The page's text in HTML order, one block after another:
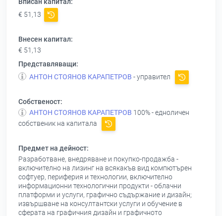
Вписан капитал:
€ 51,13
Внесен капитал:
€ 51,13
Представляващи:
АНТОН СТОЯНОВ КАРАПЕТРОВ - управител
Собственост:
АНТОН СТОЯНОВ КАРАПЕТРОВ 100% - едноличен
собственик на капитала
Предмет на дейност:
Разработване, внедряване и покупко-продажба -
включително на лизинг на всякакъв вид компютърен
софтуер, периферия и технологии, включително
информационни технологични продукти - облачни
платформи и услуги, графично съдържание и дизайн;
извършване на консултантски услуги и обучение в
сферата на графичния дизайн и графичното